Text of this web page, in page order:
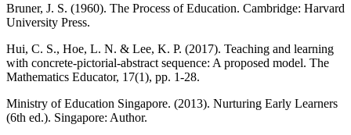
Bruner, J. S. (1960). The Process of Education. Cambridge: Harvard
University Press.
Hui, C. S., Hoe, L. N. & Lee, K. P. (2017). Teaching and learning
with concrete-pictorial-abstract sequence: A proposed model. The
Mathematics Educator, 17(1), pp. 1-28.
Ministry of Education Singapore. (2013). Nurturing Early Learners
(6th ed.). Singapore: Author.